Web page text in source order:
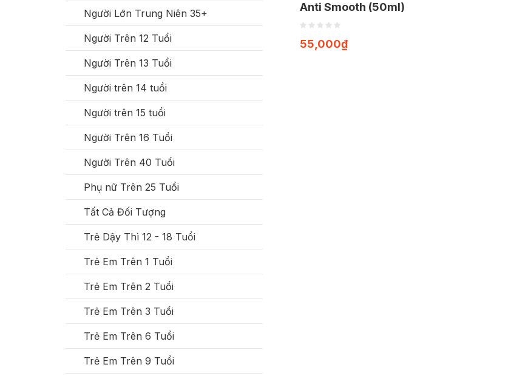
Người Lớn Trung Niên 35+
Người Trên 12 Tuổi
Người Trên 13 Tuổi
Người trên 14 tuổi
Người trên 15 tuổi
Người Trên 16 Tuổi
Người Trên 40 Tuổi
Phụ nữ Trên 25 Tuổi
Tất Cả Đối Tượng
Trẻ Dậy Thì 12 - 18 Tuổi
Trẻ Em Trên 1 Tuổi
Trẻ Em Trên 2 Tuổi
Trẻ Em Trên 3 Tuổi
Trẻ Em Trên 6 Tuổi
Trẻ Em Trên 9 Tuổi
Anti Smooth (50ml)
55,000₫